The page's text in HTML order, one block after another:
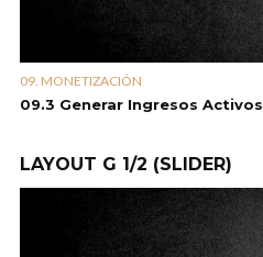
09. MONETIZACIÓN
09.3 Generar Ingresos Activos
LAYOUT G 1/2 (SLIDER)